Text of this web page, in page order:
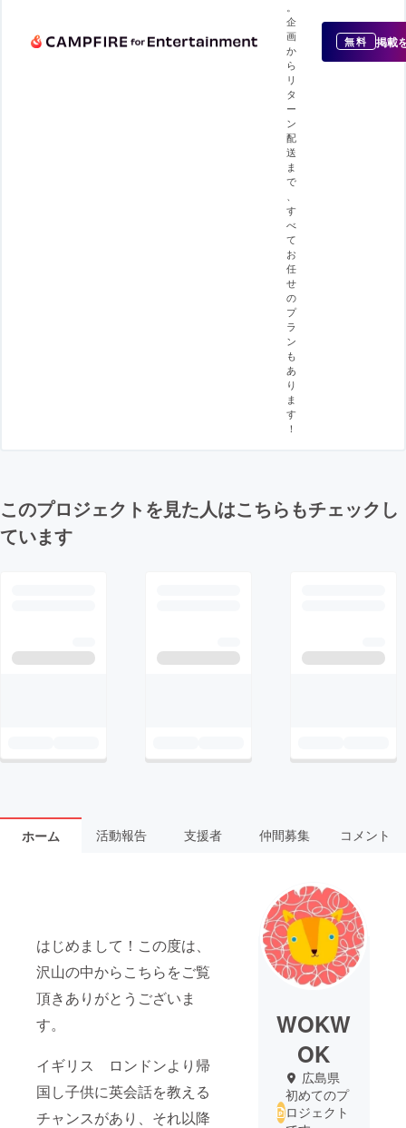
企
画
か
ら
リ
タ
ー
ン
配
送
ま
で
す
べ
て
お
任
せ
の
プ
ラ
ン
も
あ
り
ま
す
！
無料 掲載
このプロジェクトを見た人はこちらもチェックし
ています
ホーム 活動報告 支援者 仲間募集 コメント
はじめまして！この度は、
沢山の中からこちらをご覧
頂きありがとうございま
す。
イギリス ロンドンより帰
国し子供に英会話を教える
チャンスがあり、それ以降
WOKW
OK
広島県
初めてのプ
ロジェクト